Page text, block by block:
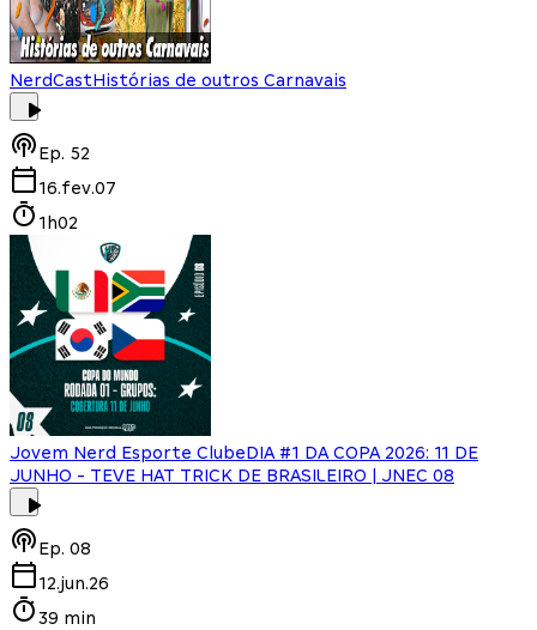
NerdCastHistórias de outros Carnavais
Ep. 52
16.fev.07
1h02
Jovem Nerd Esporte ClubeDIA #1 DA COPA 2026: 11 DE
JUNHO - TEVE HAT TRICK DE BRASILEIRO | JNEC 08
Ep. 08
12.jun.26
39 min